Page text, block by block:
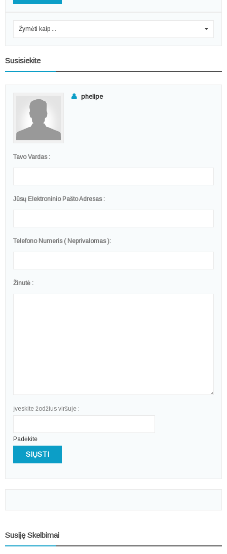
Žymėti kaip ...
Susisiekite
phelipe
Tavo Vardas :
Jūsų Elektroninio Pašto Adresas :
Telefono Numeris ( Neprivalomas ):
Žinutė :
Įveskite žodžius viršuje :
Padėkite
SIŲSTI
Susiję Skelbimai